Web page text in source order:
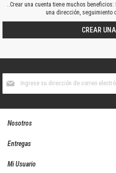
..Crear una cuenta tiene muchos
una dirección, seguimiento
CREAR
boletín
Nosotros
Entregas
Mi Usuario